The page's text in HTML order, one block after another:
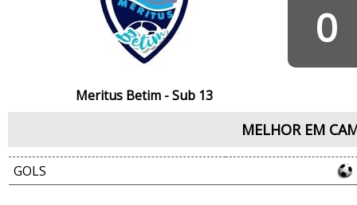
Meritus Betim - Sub 13
0
MELHOR EM
GOLS